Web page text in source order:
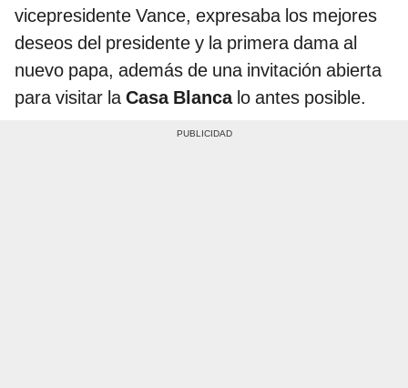
vicepresidente Vance, expresaba los mejores
deseos del presidente y la primera dama al
nuevo papa, además de una invitación abierta
para visitar laCasa Blanca lo antes posible.